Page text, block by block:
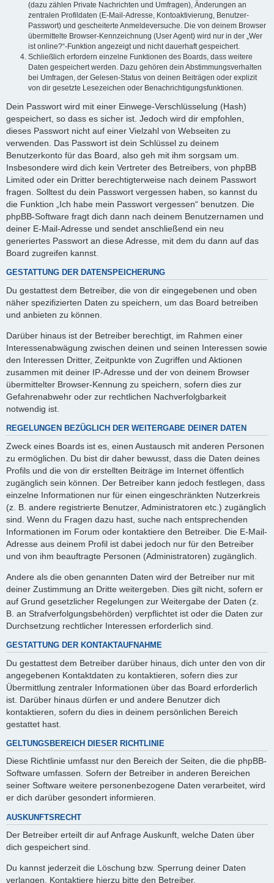
(dazu zählen Private Nachrichten und Umfragen), Änderungen an
zentralen Profildaten (E-Mail-Adresse, Kontoaktivierung, Benutzer-
Passwort) und gescheiterte Anmeldeversuche. Die von deinem Browser
übermittelte Browser-Kennzeichnung (User Agent) wird nur in der „Wer
ist online?“-Funktion angezeigt und nicht dauerhaft gespeichert.
Schließlich erfordern einzelne Funktionen des Boards, dass weitere
Daten gespeichert werden. Dazu gehören dein Abstimmungsverhalten
bei Umfragen, der Gelesen-Status von deinen Beiträgen oder explizit
von dir gesetzte Lesezeichen oder Benachrichtigungsfunktionen.
Dein Passwort wird mit einer Einwege-Verschlüsselung (Hash)
gespeichert, so dass es sicher ist. Jedoch wird dir empfohlen,
dieses Passwort nicht auf einer Vielzahl von Webseiten zu
verwenden. Das Passwort ist dein Schlüssel zu deinem
Benutzerkonto für das Board, also geh mit ihm sorgsam um.
Insbesondere wird dich kein Vertreter des Betreibers, von phpBB
Limited oder ein Dritter berechtigterweise nach deinem Passwort
fragen. Solltest du dein Passwort vergessen haben, so kannst du
die Funktion „Ich habe mein Passwort vergessen“ benutzen. Die
phpBB-Software fragt dich dann nach deinem Benutzernamen und
deiner E-Mail-Adresse und sendet anschließend ein neu
generiertes Passwort an diese Adresse, mit dem du dann auf das
Board zugreifen kannst.
GESTATTUNG DER DATENSPEICHERUNG
Du gestattest dem Betreiber, die von dir eingegebenen und oben
näher spezifizierten Daten zu speichern, um das Board betreiben
und anbieten zu können.
Darüber hinaus ist der Betreiber berechtigt, im Rahmen einer
Interessenabwägung zwischen deinen und seinen Interessen sowie
den Interessen Dritter, Zeitpunkte von Zugriffen und Aktionen
zusammen mit deiner IP-Adresse und der von deinem Browser
übermittelter Browser-Kennung zu speichern, sofern dies zur
Gefahrenabwehr oder zur rechtlichen Nachverfolgbarkeit
notwendig ist.
REGELUNGEN BEZÜGLICH DER WEITERGABE DEINER DATEN
Zweck eines Boards ist es, einen Austausch mit anderen Personen
zu ermöglichen. Du bist dir daher bewusst, dass die Daten deines
Profils und die von dir erstellten Beiträge im Internet öffentlich
zugänglich sein können. Der Betreiber kann jedoch festlegen, dass
einzelne Informationen nur für einen eingeschränkten Nutzerkreis
(z. B. andere registrierte Benutzer, Administratoren etc.) zugänglich
sind. Wenn du Fragen dazu hast, suche nach entsprechenden
Informationen im Forum oder kontaktiere den Betreiber. Die E-Mail-
Adresse aus deinem Profil ist dabei jedoch nur für den Betreiber
und von ihm beauftragte Personen (Administratoren) zugänglich.
Andere als die oben genannten Daten wird der Betreiber nur mit
deiner Zustimmung an Dritte weitergeben. Dies gilt nicht, sofern er
auf Grund gesetzlicher Regelungen zur Weitergabe der Daten (z.
B. an Strafverfolgungsbehörden) verpflichtet ist oder die Daten zur
Durchsetzung rechtlicher Interessen erforderlich sind.
GESTATTUNG DER KONTAKTAUFNAHME
Du gestattest dem Betreiber darüber hinaus, dich unter den von dir
angegebenen Kontaktdaten zu kontaktieren, sofern dies zur
Übermittlung zentraler Informationen über das Board erforderlich
ist. Darüber hinaus dürfen er und andere Benutzer dich
kontaktieren, sofern du dies in deinem persönlichen Bereich
gestattet hast.
GELTUNGSBEREICH DIESER RICHTLINIE
Diese Richtlinie umfasst nur den Bereich der Seiten, die die phpBB-
Software umfassen. Sofern der Betreiber in anderen Bereichen
seiner Software weitere personenbezogene Daten verarbeitet, wird
er dich darüber gesondert informieren.
AUSKUNFTSRECHT
Der Betreiber erteilt dir auf Anfrage Auskunft, welche Daten über
dich gespeichert sind.
Du kannst jederzeit die Löschung bzw. Sperrung deiner Daten
verlangen. Kontaktiere hierzu bitte den Betreiber.